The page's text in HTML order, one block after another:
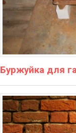
Буржуйка для